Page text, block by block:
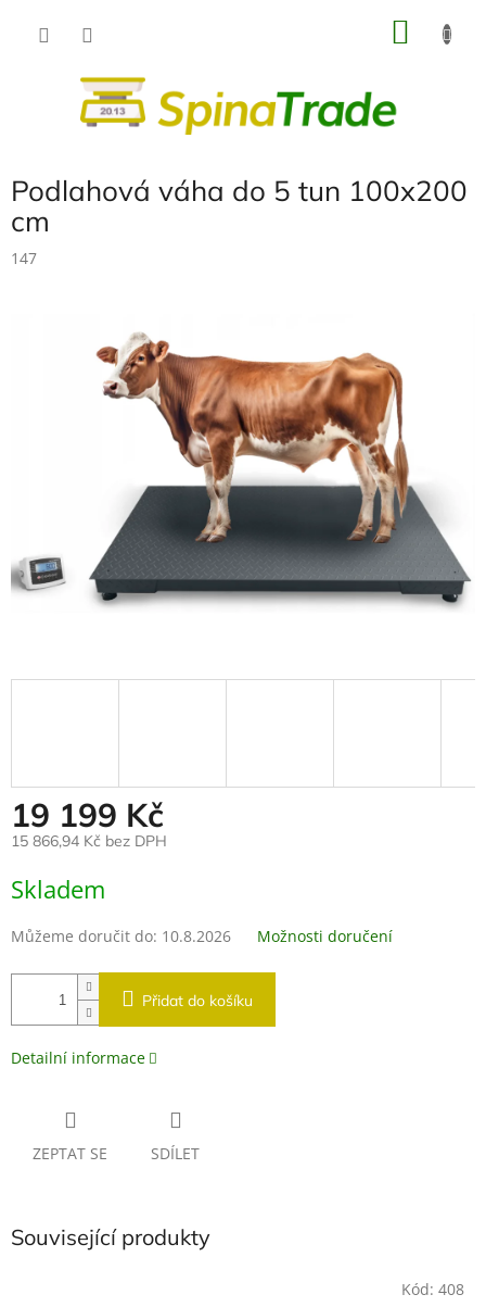
Podlahová váha do 5 tun 100x200
cm
147
19 199 Kč
15 866,94 Kč bez DPH
cena:
Skladem
Můžeme doručit do: 10.8.2026 Možnosti doručení
Přidat do košíku
Detailní informace
ZEPTAT SE SDÍLET
Související produkty
Kód: 408